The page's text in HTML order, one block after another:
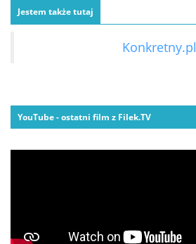
Jestem także tutaj
Konkretny.pl
YouTube - ostatni film z Filek.TV